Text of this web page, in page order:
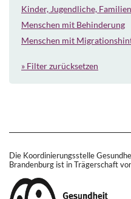
Kinder, Jugendliche, Familien
Menschen mit Behinderung
Menschen mit
» Filter zurücksetzen
Die Koordinierungsstelle
Brandenburg ist in Trägerschaft